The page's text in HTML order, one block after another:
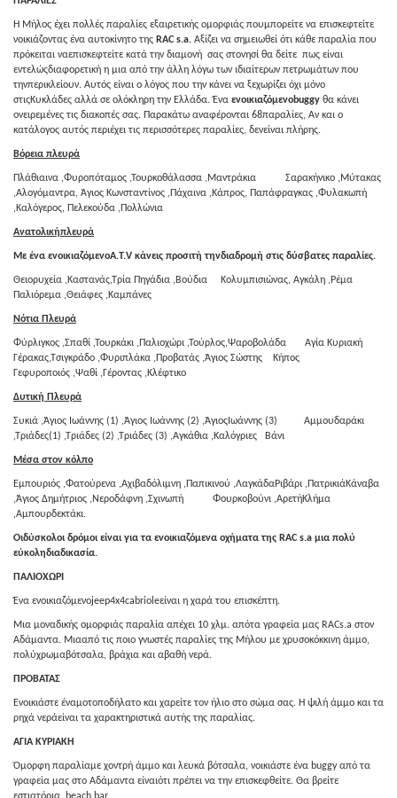
Η Μήλος έχει πολλές παραλίες εξαιρετικής ομορφιάς πουμπορείτε να επισκεφτείτε
νοικιάζοντας ένα αυτοκίνητο της RAC s.a. Αξίζει να σημειωθεί ότι κάθε παραλία που
πρόκειται ναεπισκεφτείτε κατά την διαμονή σας στονησί θα δείτε πως είναι
εντελώςδιαφορετική η μια από την άλλη λόγω των ιδιαίτερων πετρωμάτων που
τηνπερικλείουν. Αυτός είναι ο λόγος που την κάνει να ξεχωρίζει όχι μόνο
στιςΚυκλάδες αλλά σε ολόκληρη την Ελλάδα. Ένα ενοικιαζόμενοbuggy θα κάνει
ονειρεμένες τις διακοπές σας. Παρακάτω αναφέρονται 68παραλίες, Αν και ο
κατάλογος αυτός περιέχει τις περισσότερες παραλίες, δενείναι πλήρης.
Βόρεια πλευρά
Πλάθιαινα ,Φυροπόταμος ,Τουρκοθάλασσα ,Μαντράκια Σαρακήνικο ,Μύτακας
,Αλογόμαντρα, Άγιος Κωνσταντίνος ,Πάχαινα ,Κάπρος, Παπάφραγκας ,Φυλακωπή
,Καλόγερος, Πελεκούδα ,Πολλώνια
Ανατολικήπλευρά
Με ένα ενοικιαζόμενοΑ.Τ.V κάνεις προσιτή τηνδιαδρομή στις δύσβατες παραλίες.
Θειορυχεία ,Καστανάς,Τρία Πηγάδια ,Βούδια Κολυμπισιώνας, Αγκάλη ,Ρέμα
Παλιόρεμα ,Θειάφες ,Καμπάνες
Νότια Πλευρά
Φύρλιγκος ,Σπαθί ,Τουρκάκι ,Παλιοχώρι ,Τούρλος,Ψαροβολάδα Αγία Κυριακή
Γέρακας,Τσιγκράδο ,Φυριπλάκα ,Προβατάς ,Άγιος Σώστης Κήπος
Γεφυροποιός ,Ψαθί ,Γέροντας ,Κλέφτικο
Δυτική Πλευρά
Συκιά ,Άγιος Ιωάννης (1) ,Άγιος Ιωάννης (2) ,ΆγιοςΙωάννης (3) Αμμουδαράκι
,Τριάδες(1) ,Τριάδες (2) ,Τριάδες (3) ,Αγκάθια ,Καλόγριες Βάνι
Μέσα στον κόλπο
Εμπουριός ,Φατούρενα ,Αχιβαδόλιμνη ,Παπικινού ,ΛαγκάδαΡιβάρι ,ΠατρικιάΚάναβα
,Άγιος Δημήτριος ,Νεροδάφνη ,Σχινωπή Φουρκοβούνι ,ΑρετήΚλήμα
,Αμπουρδεκτάκι.
Οιδύσκολοι δρόμοι είναι για τα ενοικιαζόμενα οχήματα της RAC s.a μια πολύ
εύκοληδιαδικασία.
ΠΑΛΙΟΧΩΡΙ
Ένα ενοικιαζόμενοjeep4x4cabrioleείναι η χαρά του επισκέπτη.
Μια μοναδικής ομορφιάς παραλία απέχει 10 χλμ. απότα γραφεία μας RACs.a στον
Αδάμαντα. Μιααπό τις ποιο γνωστές παραλίες της Μήλου με χρυσοκόκκινη άμμο,
πολύχρωμαβότσαλα, βράχια και αβαθή νερά.
ΠΡΟΒΑΤΑΣ
Ενοικιάστε έναμοτοποδήλατο και χαρείτε τον ήλιο στο σώμα σας. Η ψιλή άμμο και τα
ρηχά νεράείναι τα χαρακτηριστικά αυτής της παραλίας.
ΑΓΙΑ ΚΥΡΙΑΚΗ
Όμορφη παραλίαμε χοντρή άμμο και λευκά βότσαλα, νοικιάστε ένα buggy από τα
γραφεία μας στο Αδάμαντα είναιότι πρέπει να την επισκεφθείτε. Θα βρείτε